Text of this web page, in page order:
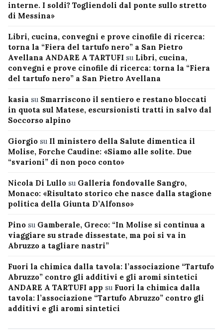
interne. I soldi? Togliendoli dal ponte sullo stretto
di Messina»
Libri, cucina, convegni e prove cinofile di ricerca:
torna la “Fiera del tartufo nero” a San Pietro
Avellana ANDARE A TARTUFI su Libri, cucina,
convegni e prove cinofile di ricerca: torna la “Fiera
del tartufo nero” a San Pietro Avellana
kasia su Smarriscono il sentiero e restano bloccati
in quota sul Matese, escursionisti tratti in salvo dal
Soccorso alpino
Giorgio su Il ministero della Salute dimentica il
Molise, Forche Caudine: «Siamo alle solite. Due
“svarioni” di non poco conto»
Nicola Di Lullo su Galleria fondovalle Sangro,
Monaco: «Risultato storico che nasce dalla stagione
politica della Giunta D’Alfonso»
Pino su Gamberale, Greco: “In Molise si continua a
viaggiare su strade dissestate, ma poi si va in
Abruzzo a tagliare nastri”
Fuori la chimica dalla tavola: l’associazione “Tartufo
Abruzzo” contro gli additivi e gli aromi sintetici
ANDARE A TARTUFI app su Fuori la chimica dalla
tavola: l’associazione “Tartufo Abruzzo” contro gli
additivi e gli aromi sintetici